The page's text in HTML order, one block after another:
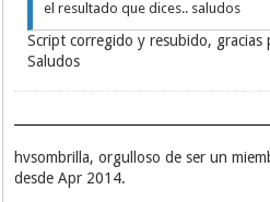
el resultado que dices.. saludos
Script corregido y resubido, gracias
Saludos
hvsombrilla, orgulloso de ser un
desde Apr 2014.